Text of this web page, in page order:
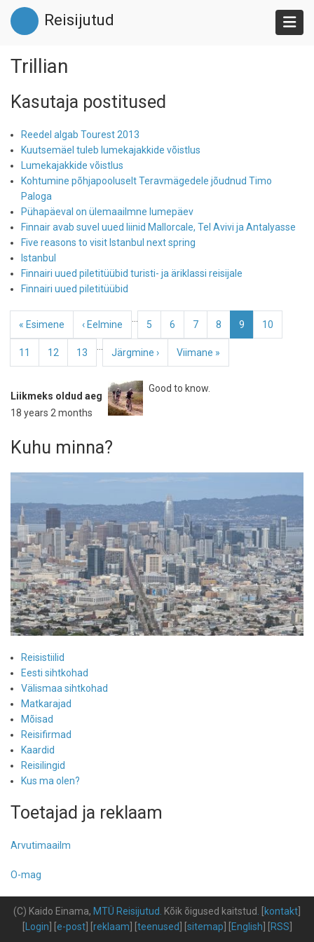
Liigu
edasi
põhisisu
Reisijutud
Trillian
Kasutaja postitused
Reedel algab Tourest 2013
Kuutsemäel tuleb lumekajakkide võistlus
Lumekajakkide võistlus
Kohtumine põhjapooluselt Teravmägedele jõudnud Timo
Paloga
Pühapäeval on ülemaailmne lumepäev
Finnair avab suvel uued liinid Mallorcale, Tel Avivi ja Antalyasse
Five reasons to visit Istanbul next spring
Istanbul
Finnairi uued piletitüübid turisti- ja äriklassi reisijale
Finnairi uued piletitüübid
Pagination
Esimene
leht
« Esimene
Eelmine
leht
‹ Eelmine Page
5 Page
6 Page
7 Page
8
Eesolev
leht
9 Page
10
Page
11 Page
12 Page
13
Järgmine
leht
Järgmine ›
Viimane
leht
Viimane »
Liikmeks oldud aeg
18 years 2 months
Good to know.
Kuhu minna?
Reisistiilid
Eesti sihtkohad
Välismaa sihtkohad
Matkarajad
Mõisad
Reisifirmad
Kaardid
Reisilingid
Kus ma olen?
Toetajad ja reklaam
Arvutimaailm
O-mag
(C) Kaido Einama, MTÜ Reisijutud Kõik õigused kaitstud kontakt
Login e-post] [ reklaam teenused sitemap English RSS